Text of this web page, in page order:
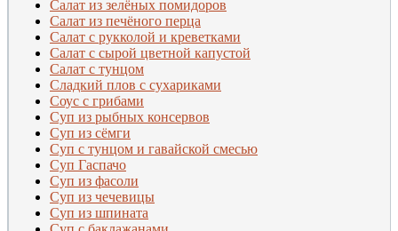
Салат из зелёных помидоров
Салат из печёного перца
Салат с рукколой и креветками
Салат с сырой цветной капустой
Салат с тунцом
Сладкий плов с сухариками
Соус с грибами
Суп из рыбных консервов
Суп из сёмги
Суп с тунцом и гавайской смесью
Суп Гаспачо
Суп из фасоли
Суп из чечевицы
Суп из шпината